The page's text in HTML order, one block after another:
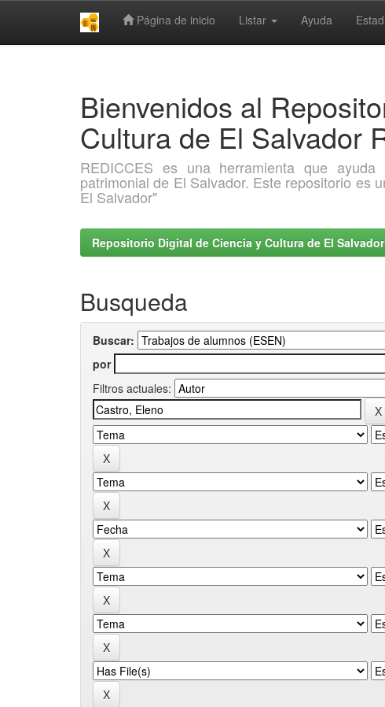
Página de inicio Listar Ayuda
Bienvenidos al
Cultura de El Salvador
REDICCES es una herramienta que
patrimonial de El Salvador. Este repositorio es
El Salvador"
Repositorio Digital de Ciencia y Cultura de El Salvador
Busqueda
Buscar:
por
Filtros actuales: